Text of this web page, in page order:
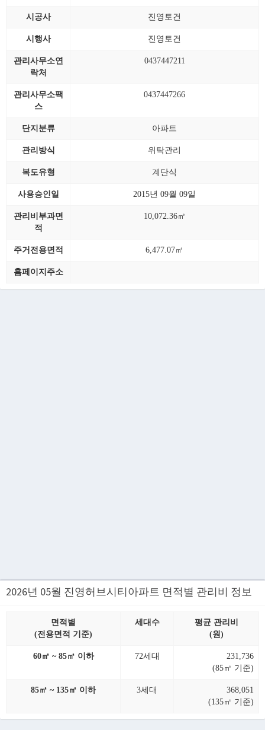
시공사 진영토건
시행사 진영토건
관리사무소연
락처
0437447211
관리사무소팩
스
0437447266
단지분류 아파트
관리방식 위탁관리
복도유형 계단식
사용승인일 2015년 09월 09일
관리비부과면
적
10,072.36㎡
주거전용면적 6,477.07㎡
홈페이지주소
2026년 05월 진영허브시티아파트 면적별 관리비 정보
면적별
(전용면적 기준)
세대수
평균 관리비
(원)
60㎡ ~ 85㎡ 이하 72세대
231,736
(85㎡ 기준)
85㎡ ~ 135㎡ 이하 3세대
368,051
(135㎡ 기준)